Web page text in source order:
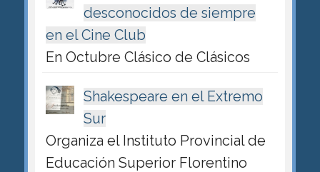
desconocidos de siempre
en el Cine Club
En Octubre Clásico de Clásicos
Shakespeare en el Extremo
Sur
Organiza el Instituto Provincial de
Educación Superior Florentino